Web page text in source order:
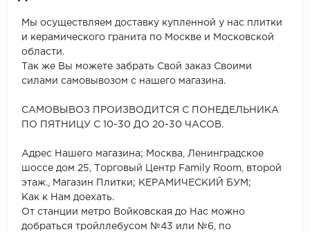
Мы осуществляем доставку купленной у нас плитки
и керамического гранита по Москве и Московской
области.
Так же Вы можете забрать Свой заказ Своими
силами самовывозом с нашего магазина.
САМОВЫВОЗ ПРОИЗВОДИТСЯ С ПОНЕДЕЛЬНИКА
ПО ПЯТНИЦУ С 10-30 ДО 20-30 ЧАСОВ.
Адрес Нашего магазина; Москва, Ленинградское
шоссе дом 25, Торговый Центр Family Room, второй
этаж., Магазин Плитки; КЕРАМИЧЕСКИЙ БУМ;
Как к Нам доехать.
От станции метро Войковская до Нас можно
добраться тройллебусом №43 или №6, по